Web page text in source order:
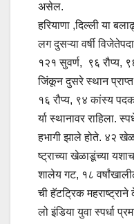
असेल.
हरियाणा ,दिल्ली या
लग दुसऱ्या वर्षी
१२१ सुवर्ण, ९६ रौप्य,
जिंकून दुसरे स्थान
१६ रौप्य, ९४ कांस्य
र्या स्थानावर राहिला.
हभागी झाले होते. ४२
ष्ट्राच्या खेळाडूंच्या
शालेय गट, १८
ची हॅटट्रिक
लो इंडिया युवा स्पर्धा